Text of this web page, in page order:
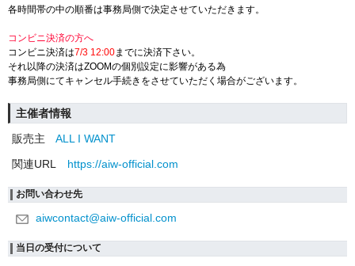
各時間帯の中の順番は事務局側で決定させていただきます。
コンビニ決済の方へ
コンビニ決済は7/3 12:00までに決済下さい。
それ以降の決済はZOOMの個別設定に影響がある為
事務局側にてキャンセル手続きをさせていただく場合がございます。
主催者情報
販売主
ALL I WANT
関連URL
https://aiw-official.com
お問い合わせ先
aiwcontact@aiw-official.com
当日の受付について